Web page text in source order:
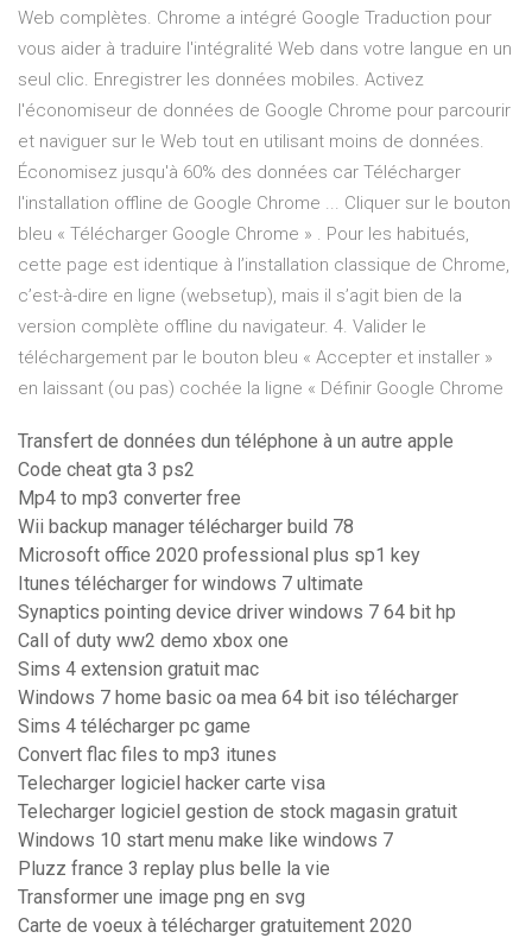
Web complètes. Chrome a intégré Google Traduction pour
vous aider à traduire l'intégralité Web dans votre langue en un
seul clic. Enregistrer les données mobiles. Activez
l'économiseur de données de Google Chrome pour parcourir
et naviguer sur le Web tout en utilisant moins de données.
Économisez jusqu'à 60% des données car Télécharger
l'installation offline de Google Chrome ... Cliquer sur le bouton
bleu « Télécharger Google Chrome » . Pour les habitués,
cette page est identique à l’installation classique de Chrome,
c’est-à-dire en ligne (websetup), mais il s’agit bien de la
version complète offline du navigateur. 4. Valider le
téléchargement par le bouton bleu « Accepter et installer »
en laissant (ou pas) cochée la ligne « Définir Google Chrome
Transfert de données dun téléphone à un autre apple
Code cheat gta 3 ps2
Mp4 to mp3 converter free
Wii backup manager télécharger build 78
Microsoft office 2020 professional plus sp1 key
Itunes télécharger for windows 7 ultimate
Synaptics pointing device driver windows 7 64 bit hp
Call of duty ww2 demo xbox one
Sims 4 extension gratuit mac
Windows 7 home basic oa mea 64 bit iso télécharger
Sims 4 télécharger pc game
Convert flac files to mp3 itunes
Telecharger logiciel hacker carte visa
Telecharger logiciel gestion de stock magasin gratuit
Windows 10 start menu make like windows 7
Pluzz france 3 replay plus belle la vie
Transformer une image png en svg
Carte de voeux à télécharger gratuitement 2020